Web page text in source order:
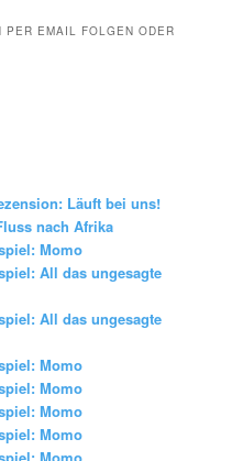
PER EMAIL FOLGEN ODER
Läuft bei uns!
nach Afrika
Momo
All das ungesagte
All das ungesagte
Momo
Momo
Momo
Momo